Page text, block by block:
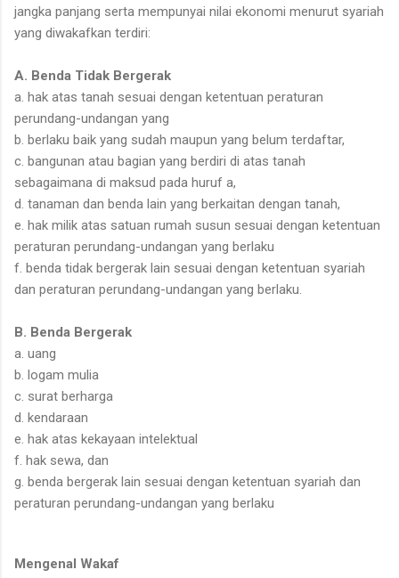
jangka panjang serta mempunyai nilai ekonomi menurut syariah
yang diwakafkan terdiri:
A. Benda Tidak Bergerak
a. hak atas tanah sesuai dengan ketentuan peraturan
perundang-undangan yang
b. berlaku baik yang sudah maupun yang belum terdaftar,
c. bangunan atau bagian yang berdiri di atas tanah
sebagaimana di maksud pada huruf a,
d. tanaman dan benda lain yang berkaitan dengan tanah,
e. hak milik atas satuan rumah susun sesuai dengan ketentuan
peraturan perundang-undangan yang berlaku
f. benda tidak bergerak lain sesuai dengan ketentuan syariah
dan peraturan perundang-undangan yang berlaku.
B. Benda Bergerak
a. uang
b. logam mulia
c. surat berharga
d. kendaraan
e. hak atas kekayaan intelektual
f. hak sewa, dan
g. benda bergerak lain sesuai dengan ketentuan syariah dan
peraturan perundang-undangan yang berlaku
Mengenal Wakaf